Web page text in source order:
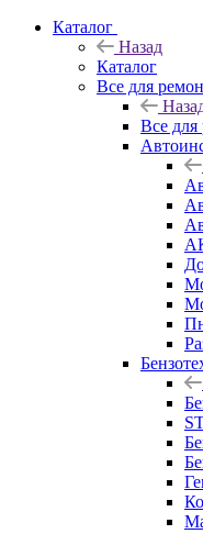
Каталог
Назад
Каталог
Все для
Все для